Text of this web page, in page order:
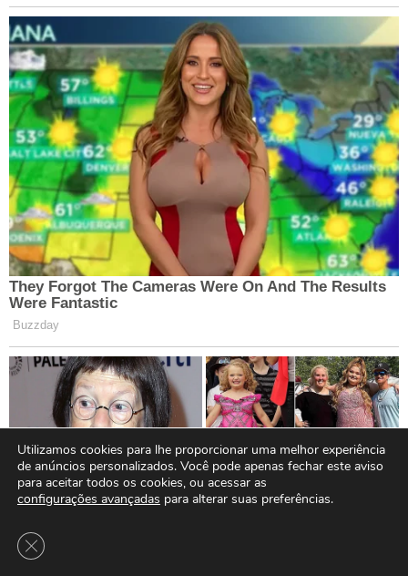
Utilizamos cookies para lhe proporcionar uma melhor experiência
de anúncios personalizados. Você pode apenas fechar este aviso
para aceitar todos os cookies, ou acessar as
configurações avançadas para alterar suas preferências.
Close GDPR Cookie Banner